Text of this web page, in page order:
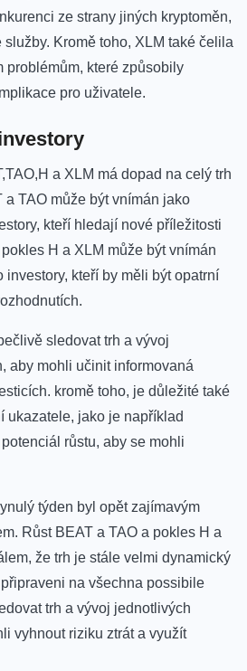
ze strany jiných kryptoměn,
‌Kromě toho,​ XLM také čelila
problémům, které‌ způsobily
pro ⁣uživatele.
⁣a XLM má dopad ‍na celý trh
a TAO může⁣ být vnímán jako‍
kteří hledají nové příležitosti
H⁣ a XLM může ⁢být vnímán
investory, kteří by měli být opatrní
sledovat trh ⁤a vývoj
aby mohli učinit informovaná
kromě toho, je důležité také
ukazatele, jako je například
růstu, aby se mohli
týden byl opět zajímavým
Růst BEAT ⁤a TAO a pokles H a
že trh je stále velmi⁣ dynamický​
na všechna possibile
trh a vývoj jednotlivých
vyhnout riziku ztrát a využít